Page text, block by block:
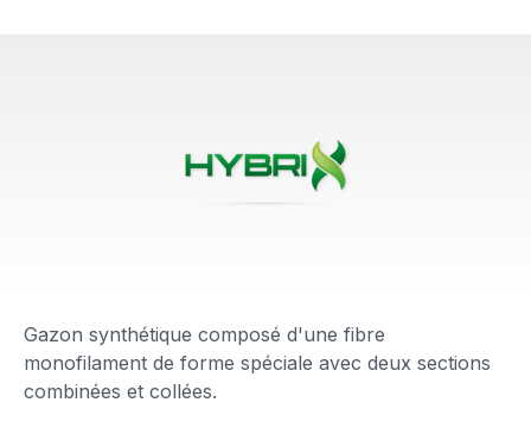
Gazon synthétique composé d'une fibre
monofilament de forme spéciale avec deux sections
combinées et collées.